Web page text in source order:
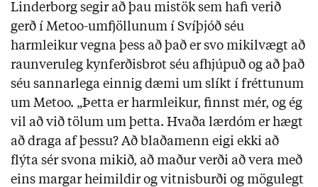
Linderborg segir að þau mistök sem hafi verið
gerð í Metoo-umfjöllunum í Svíþjóð séu
harmleikur vegna þess að það er svo mikilvægt að
raunveruleg kynferðisbrot séu afhjúpuð og að það
séu sannarlega einnig dæmi um slíkt í fréttunum
um Metoo. „Þetta er harmleikur, finnst mér, og ég
vil að við tölum um þetta. Hvaða lærdóm er hægt
að draga af þessu? Að blaðamenn eigi ekki að
flýta sér svona mikið, að maður verði að vera með
eins margar heimildir og vitnisburði og mögulegt